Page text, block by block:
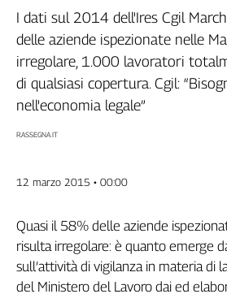
Fillea
Filt
Fiom
Fisac
Fp
Slc
Inca
Caaf
Speciali
I dati sul 2014 dell'Ires Cgil
delle aziende ispezionate nelle
irregolare, 1.000 lavoratori
di qualsiasi copertura. Cgil:
nell'economia legale”
RASSEGNA.IT
12 marzo 2015 • 00:00
Quasi il 58% delle aziende
risulta irregolare: è quanto emerge
sull’attività di vigilanza in materia di
del Ministero del Lavoro dai ed